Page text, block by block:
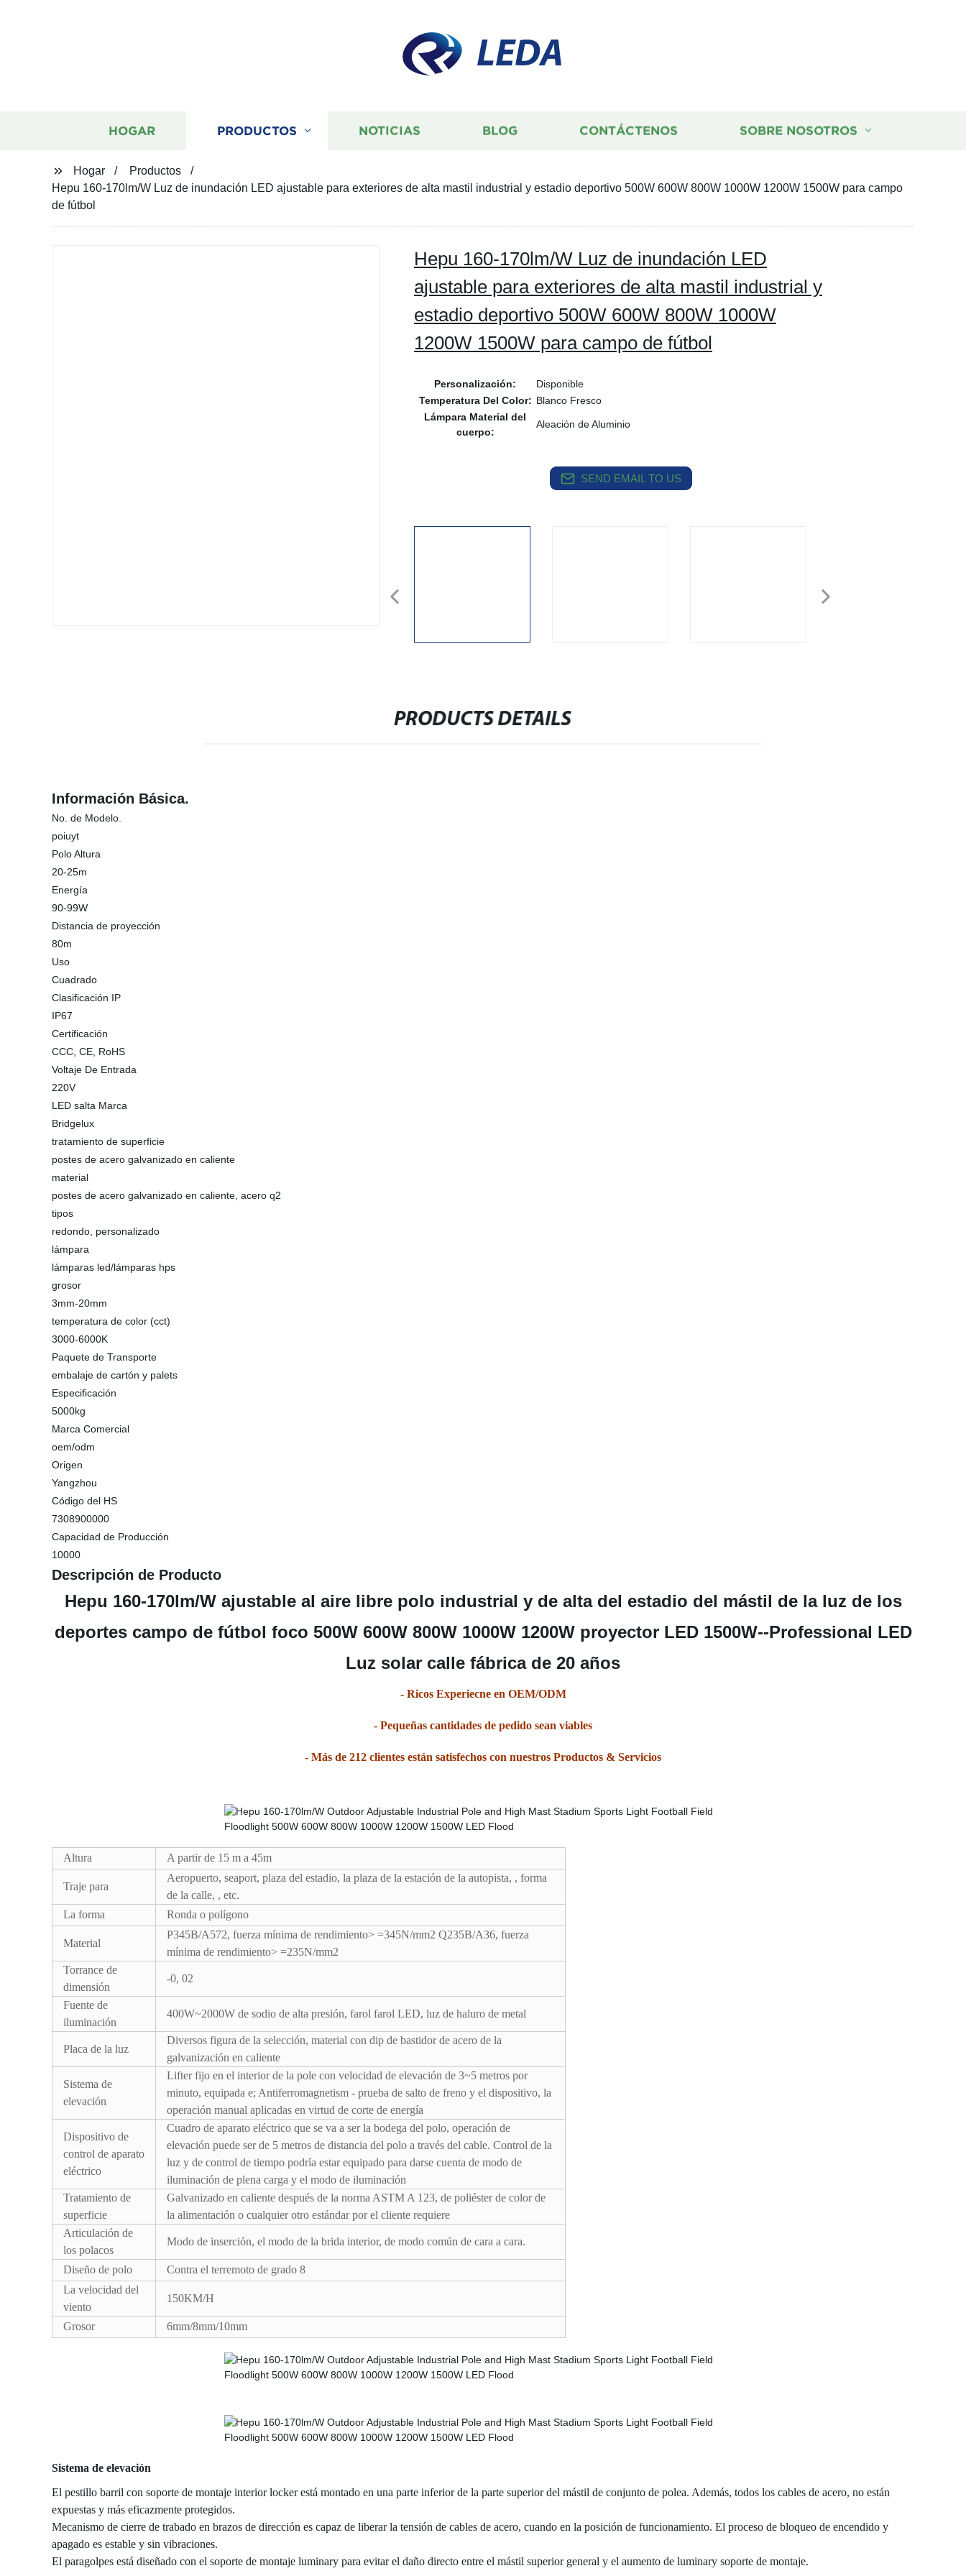
LEDA
HOGAR PRODUCTOS NOTICIAS BLOG CONTÁCTENOS SOBRE NOSOTROS
Hogar
Productos
Hepu 160-170lm/W Luz de inundación LED ajustable para exteriores de alta mastil industrial y estadio deportivo 500W 600W 800W 1000W 1200W 1500W para campo
de fútbol
Hepu 160-170lm/W Luz de inundación LED
ajustable para exteriores de alta mastil industrial y
estadio deportivo 500W 600W 800W 1000W
1200W 1500W para campo de fútbol
Personalización:
Disponible
Temperatura Del Color: Blanco Fresco
Lámpara Material del
cuerpo:
Aleación de Aluminio
SEND EMAIL TO US
PRODUCTS DETAILS
Información Básica.
No. de Modelo.
poiuyt
Polo Altura
20-25m
Energía
90-99W
Distancia de proyección
80m
Uso
Cuadrado
Clasificación IP
IP67
Certificación
CCC, CE, RoHS
Voltaje De Entrada
220V
LED salta Marca
Bridgelux
tratamiento de superficie
postes de acero galvanizado en caliente
material
postes de acero galvanizado en caliente, acero q2
tipos
redondo, personalizado
lámpara
lámparas led/lámparas hps
grosor
3mm-20mm
temperatura de color (cct)
3000-6000K
Paquete de Transporte
embalaje de cartón y palets
Especificación
5000kg
Marca Comercial
oem/odm
Origen
Yangzhou
Código del HS
7308900000
Capacidad de Producción
10000
Descripción de Producto
Hepu 160-170lm/W ajustable al aire libre polo industrial y de alta del estadio del mástil de la luz de los
deportes campo de fútbol foco 500W 600W 800W 1000W 1200W proyector LED 1500W--Professional LED
Luz solar calle fábrica de 20 años
- Ricos Experiecne en OEM/ODM
- Pequeñas cantidades de pedido sean viables
- Más de 212 clientes están satisfechos con nuestros Productos & Servicios
Altura A partir de 15 m a 45m
Traje para
Aeropuerto, seaport, plaza del estadio, la plaza de la estación de la autopista, , forma
de la calle, , etc.
La forma
Ronda o polígono
Material
P345B/A572, fuerza mínima de rendimiento> =345N/mm2 Q235B/A36, fuerza
mínima de rendimiento> =235N/mm2
Torrance de
dimensión
-0, 02
Fuente de
iluminación
400W~2000W de sodio de alta presión, farol farol LED, luz de haluro de metal
Placa de la luz
Diversos figura de la selección, material con dip de bastidor de acero de la
galvanización en caliente
Sistema de
elevación
Lifter fijo en el interior de la pole con velocidad de elevación de 3~5 metros por
minuto, equipada e; Antiferromagnetism - prueba de salto de freno y el dispositivo, la
operación manual aplicadas en virtud de corte de energía
Dispositivo de
control de aparato
eléctrico
Cuadro de aparato eléctrico que se va a ser la bodega del polo, operación de
elevación puede ser de 5 metros de distancia del polo a través del cable. Control de la
luz y de control de tiempo podría estar equipado para darse cuenta de modo de
iluminación de plena carga y el modo de iluminación
Tratamiento de
superficie
Galvanizado en caliente después de la norma ASTM A 123, de poliéster de color de
la alimentación o cualquier otro estándar por el cliente requiere
Articulación de
los polacos
Modo de inserción, el modo de la brida interior, de modo común de cara a cara.
Diseño de polo
Contra el terremoto de grado 8
La velocidad del
viento
150KM/H
Grosor 6mm/8mm/10mm
Sistema de elevación
El pestillo barril con soporte de montaje interior locker está montado en una parte inferior de la parte superior del mástil de conjunto de polea. Además, todos los cables de acero, no están
expuestas y más eficazmente protegidos.
Mecanismo de cierre de trabado en brazos de dirección es capaz de liberar la tensión de cables de acero, cuando en la posición de funcionamiento. El proceso de bloqueo de encendido y
apagado es estable y sin vibraciones.
El paragolpes está diseñado con el soporte de montaje luminary para evitar el daño directo entre el mástil superior general y el aumento de luminary soporte de montaje.